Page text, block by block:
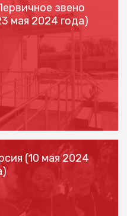
звено
мая 2024 года)
(10 мая 2024